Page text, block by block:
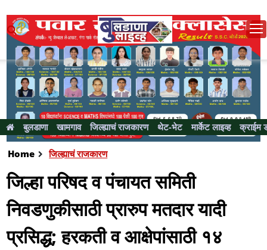
बुलडाणा खामगाव जिल्ह्याचं राजकारण थेट-भेट मार्केट लाइव्ह क्राईम
Home जिल्ह्याचं राजकारण
जिल्हा परिषद व पंचायत समिती
निवडणुकीसाठी प्रारुप मतदार यादी
प्रसिद्ध; हरकती व आक्षेपांसाठी १४